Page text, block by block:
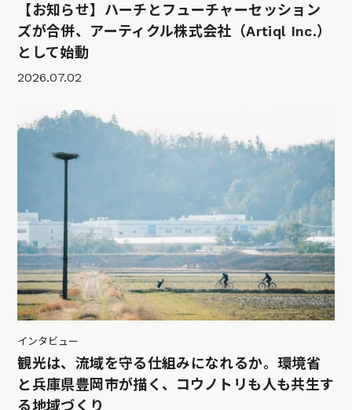
【お知らせ】ハーチとフューチャーセッション
ズが合併、アーティクル株式会社（Artiql Inc.）
として始動
2026.07.02
インタビュー
観光は、流域を守る仕組みになれるか。環境省
と兵庫県豊岡市が描く、コウノトリも人も共生す
る地域づくり